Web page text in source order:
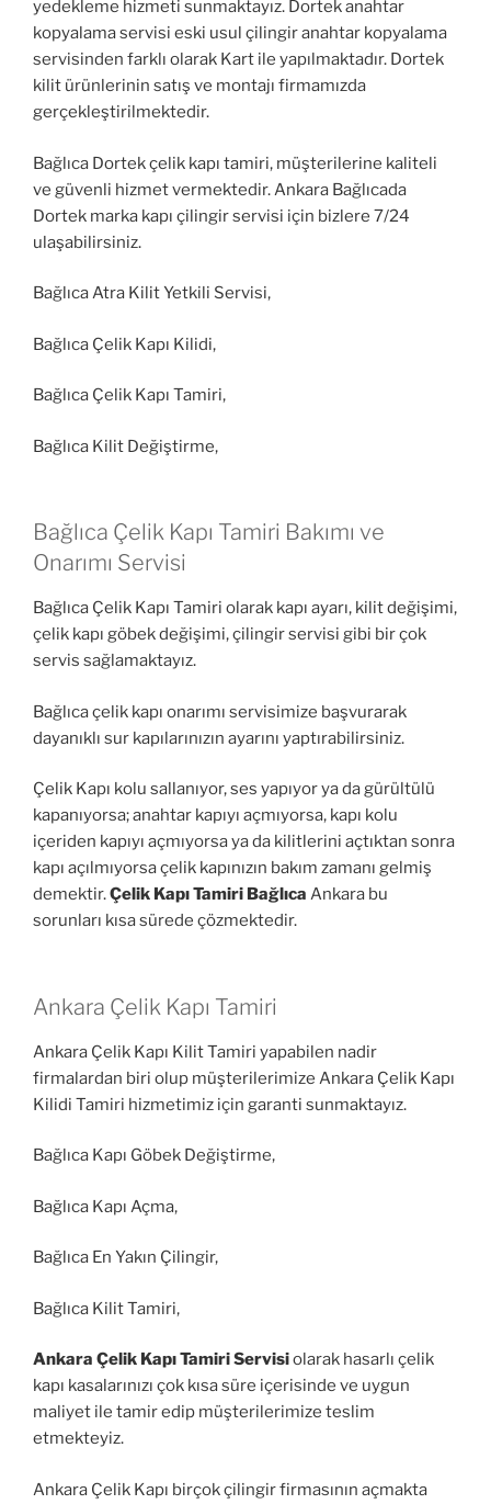
yedekleme hizmeti sunmaktayız. Dortek anahtar
kopyalama servisi eski usul çilingir anahtar kopyalama
servisinden farklı olarak Kart ile yapılmaktadır. Dortek
kilit ürünlerinin satış ve montajı firmamızda
gerçekleştirilmektedir.
Bağlıca Dortek çelik kapı tamiri, müşterilerine kaliteli
ve güvenli hizmet vermektedir. Ankara Bağlıcada
Dortek marka kapı çilingir servisi için bizlere 7/24
ulaşabilirsiniz.
Bağlıca Atra Kilit Yetkili Servisi,
Bağlıca Çelik Kapı Kilidi,
Bağlıca Çelik Kapı Tamiri,
Bağlıca Kilit Değiştirme,
Bağlıca Çelik Kapı Tamiri Bakımı ve
Onarımı Servisi
Bağlıca Çelik Kapı Tamiri olarak kapı ayarı, kilit değişimi,
çelik kapı göbek değişimi, çilingir servisi gibi bir çok
servis sağlamaktayız.
Bağlıca çelik kapı onarımı servisimize başvurarak
dayanıklı sur kapılarınızın ayarını yaptırabilirsiniz.
Çelik Kapı kolu sallanıyor, ses yapıyor ya da gürültülü
kapanıyorsa; anahtar kapıyı açmıyorsa, kapı kolu
içeriden kapıyı açmıyorsa ya da kilitlerini açtıktan sonra
kapı açılmıyorsa çelik kapınızın bakım zamanı gelmiş
demektir.Çelik Kapı Tamiri Bağlıca Ankara bu
sorunları kısa sürede çözmektedir.
Ankara Çelik Kapı Tamiri
Ankara Çelik Kapı Kilit Tamiri yapabilen nadir
firmalardan biri olup müşterilerimize Ankara Çelik Kapı
Kilidi Tamiri hizmetimiz için garanti sunmaktayız.
Bağlıca Kapı Göbek Değiştirme,
Bağlıca Kapı Açma,
Bağlıca En Yakın Çilingir,
Bağlıca Kilit Tamiri,
Ankara Çelik Kapı Tamiri Servisiolarak hasarlı çelik
kapı kasalarınızı çok kısa süre içerisinde ve uygun
maliyet ile tamir edip müşterilerimize teslim
etmekteyiz.
Ankara Çelik Kapı birçok çilingir firmasının açmakta